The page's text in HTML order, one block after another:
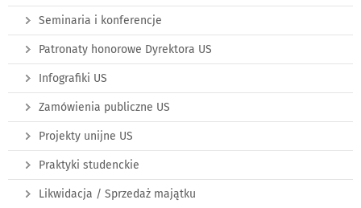
Seminaria i konferencje
Patronaty honorowe Dyrektora US
Infografiki US
Zamówienia publiczne US
Projekty unijne US
Praktyki studenckie
Likwidacja / Sprzedaż majątku